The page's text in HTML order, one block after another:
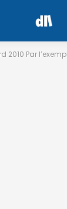
2010 Par